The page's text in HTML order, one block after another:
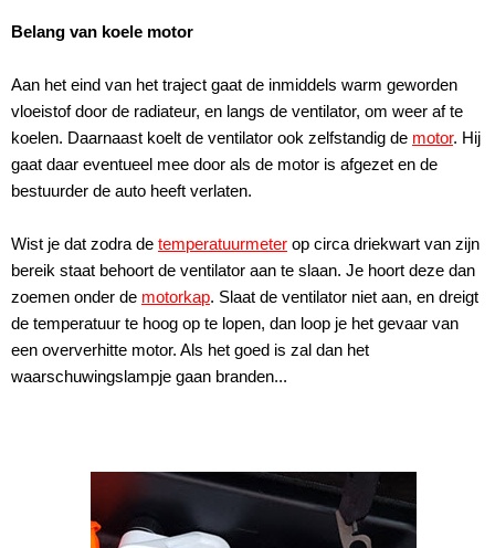
Belang van koele motor
Aan het eind van het traject gaat de inmiddels warm geworden
vloeistof door de radiateur, en langs de ventilator, om weer af te
koelen. Daarnaast koelt de ventilator ook zelfstandig de motor. Hij
gaat daar eventueel mee door als de motor is afgezet en de
bestuurder de auto heeft verlaten.
Wist je dat zodra de temperatuurmeter op circa driekwart van zijn
bereik staat behoort de ventilator aan te slaan. Je hoort deze dan
zoemen onder de motorkap. Slaat de ventilator niet aan, en dreigt
de temperatuur te hoog op te lopen, dan loop je het gevaar van
een oververhitte motor. Als het goed is zal dan het
waarschuwingslampje gaan branden...